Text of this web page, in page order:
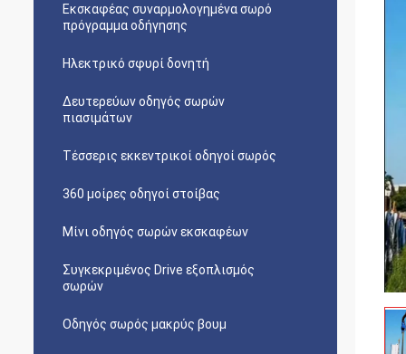
Εκσκαφέας συναρμολογημένα σωρό
πρόγραμμα οδήγησης
Ηλεκτρικό σφυρί δονητή
Δευτερεύων οδηγός σωρών
πιασιμάτων
Τέσσερις εκκεντρικοί οδηγοί σωρός
360 μοίρες οδηγοί στοίβας
Μίνι οδηγός σωρών εκσκαφέων
Συγκεκριμένος Drive εξοπλισμός
σωρών
Οδηγός σωρός μακρύς βουμ